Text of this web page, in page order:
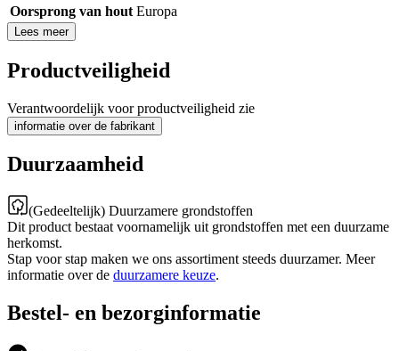
Oorsprong van hout Europa
Lees meer
Productveiligheid
Verantwoordelijk voor productveiligheid zie
informatie over de fabrikant
Duurzaamheid
(Gedeeltelijk) Duurzamere grondstoffen
Dit product bestaat voornamelijk uit grondstoffen met een duurzame
herkomst.
Stap voor stap maken we ons assortiment steeds duurzamer. Meer
informatie over de duurzamere keuze.
Bestel- en bezorginformatie